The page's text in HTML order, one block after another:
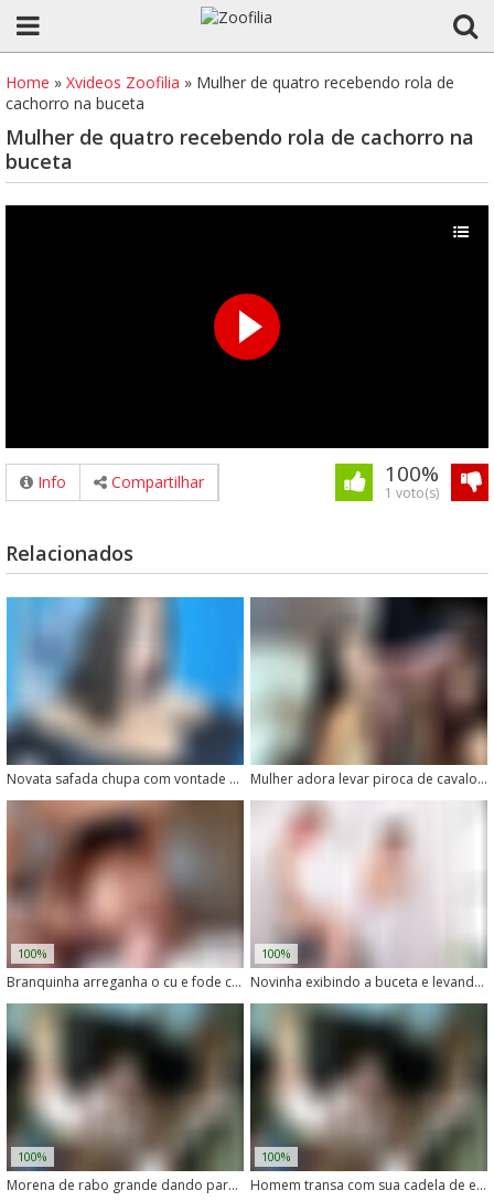
Home » Xvideos Zoofilia » Mulher de quatro recebendo rola de
cachorro na buceta
Mulher de quatro recebendo rola de cachorro na
buceta
Info Compartilhar 100%
1 voto(s)
Relacionados
Novata safada chupa com vontade o pau do cachorro Mulher adora levar piroca de cavalo na buceta
100%
Branquinha arreganha o cu e fode com cachorro na cama
100%
Novinha exibindo a buceta e levando rola de cachorro
100%
Morena de rabo grande dando para um cachorro com pau grosso
100%
Homem transa com sua cadela de estimação na sacanagem